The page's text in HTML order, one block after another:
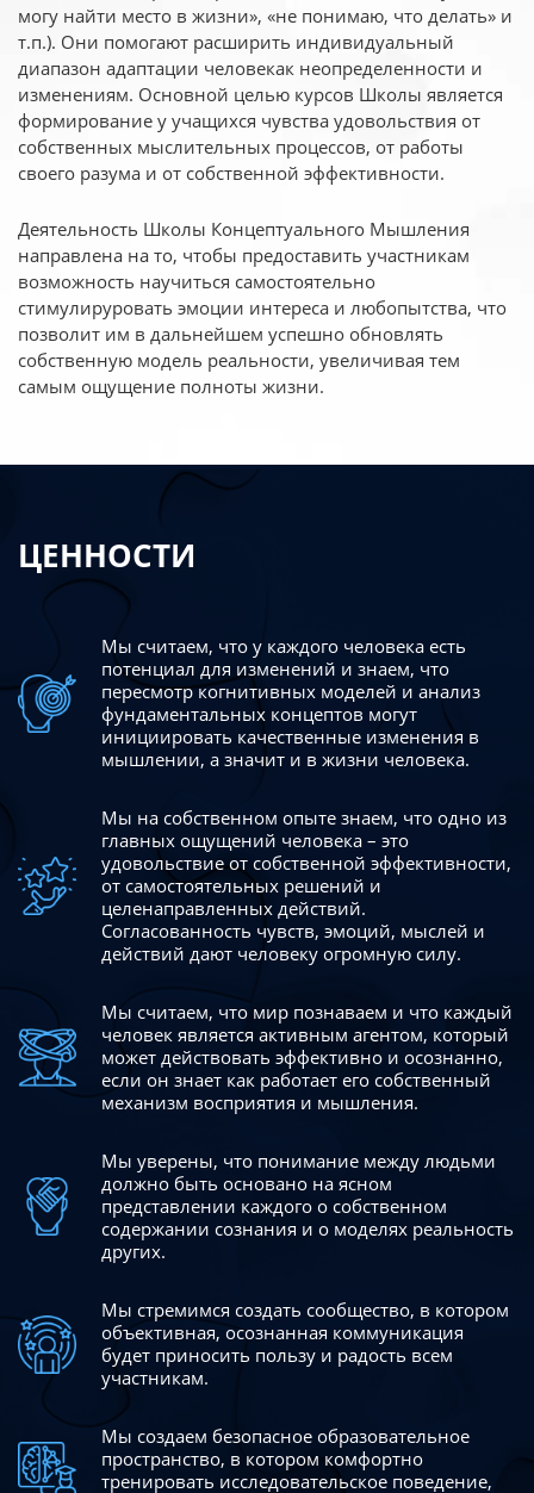
могу найти место в жизни», «не понимаю, что делать» и
т.п.). Они помогают расширить индивидуальный
диапазон адаптации человекак неопределенности и
изменениям. Основной целью курсов Школы является
формирование у учащихся чувства удовольствия от
собственных мыслительных процессов, от работы
своего разума и от собственной эффективности.
Деятельность Школы Концептуального Мышления
направлена на то, чтобы предоставить участникам
возможность научиться самостоятельно
стимулируровать эмоции интереса и любопытства, что
позволит им в дальнейшем успешно обновлять
собственную модель реальности, увеличивая тем
самым ощущение полноты жизни.
ЦЕННОСТИ
Мы считаем, что у каждого человека есть
потенциал для изменений и знаем, что
пересмотр когнитивных моделей и анализ
фундаментальных концептов могут
инициировать качественные изменения в
мышлении, а значит и в жизни человека.
Мы на собственном опыте знаем, что одно из
главных ощущений человека – это
удовольствие от собственной эффективности,
от самостоятельных решений и
целенаправленных действий.
Согласованность чувств, эмоций, мыслей и
действий дают человеку огромную силу.
Мы считаем, что мир познаваем и что каждый
человек является активным агентом, который
может действовать эффективно и осознанно,
если он знает как работает его собственный
механизм восприятия и мышления.
Мы уверены, что понимание между людьми
должно быть основано на ясном
представлении каждого о собственном
содержании сознания и о моделях реальность
других.
Мы стремимся создать сообщество, в котором
объективная, осознанная коммуникация
будет приносить пользу и радость всем
участникам.
Мы создаем безопасное образовательное
пространство, в котором комфортно
тренировать исследовательское поведение,